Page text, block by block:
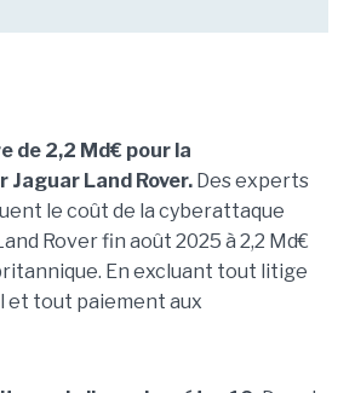
de 2,2 Md€ pour la
Land Rover.Des experts
le coût de la cyberattaque
Rover fin août 2025 à 2,2 Md€
En excluant tout litige
et tout paiement aux